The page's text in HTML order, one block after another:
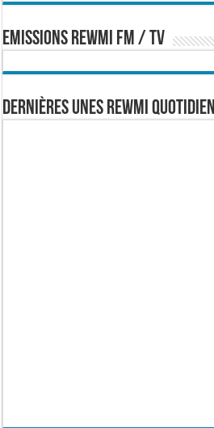
EMISSIONS REWMI FM / TV
Dernières Unes Rewmi Quotidien